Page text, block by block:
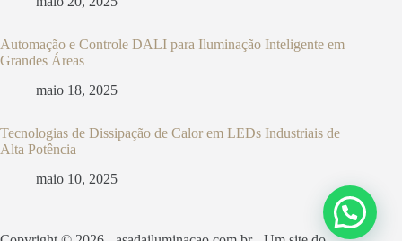
Automação e Controle DALI para Iluminação Inteligente em
Grandes Áreas
maio 18, 2025
Tecnologias de Dissipação de Calor em LEDs Industriais de
Alta Potência
maio 10, 2025